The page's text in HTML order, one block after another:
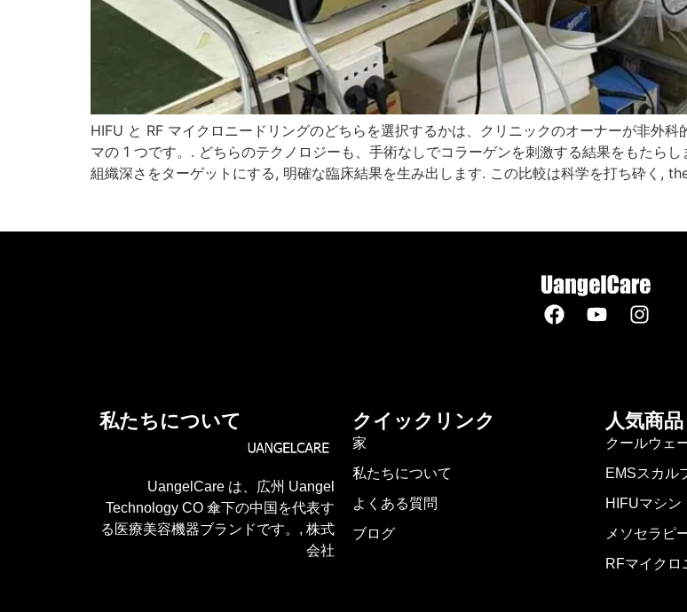
HIFU と RF マイクロニードリングのどちらを選択するかは、クリニックのオーナーが非外
マの 1 つです。. どちらのテクノロジーも、手術なしでコラーゲンを刺激する結果をもたら
組織深さをターゲットにする, 明確な臨床結果を生み出します. この比較は科学を打ち砕く,
私たちについて
UangelCare は、広州 Uangel
Technology CO 傘下の中国を代表す
る医療美容機器ブランドです。, 株式
会社
クイックリンク
家
私たちについて
よくある質問
ブログ
人気商品
クールウェ
EMSスカル
HIFUマシン
メソセラピ
RFマイクロ